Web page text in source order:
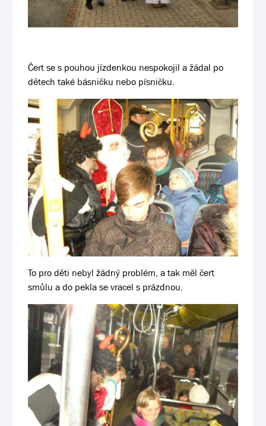
Čert se s pouhou jízdenkou nespokojil a žádal po
dětech také básničku nebo písničku.
To pro děti nebyl žádný problém, a tak měl čert
smůlu a do pekla se vracel s prázdnou.